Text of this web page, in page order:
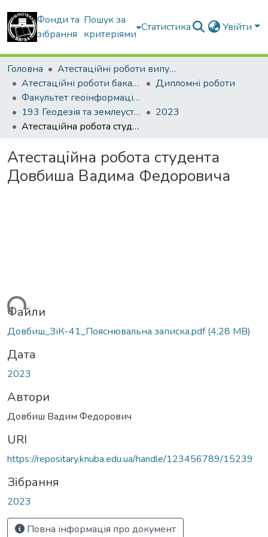
Фонди та
зібрання
Пошук за
критеріями
Статистика Увійти
Головна
Атестаційні роботи випускників
Атестаційні роботи бакалаврів
Дипломні роботи
Факультет геоінформаційних систем та управління територіями
193 Геодезія та землеустрій. Землеустрій і кадастр
2023
Атестаційна робота студента Довбиша Вадима Федоровича
Атестаційна робота студента
Довбиша Вадима Федоровича
Файли
Довбиш_ЗіК-41_Пояснювальна записка.pdf(4,28 MB)
Дата
2023
Автори
Довбиш Вадим Федорович
URI
https://repositary.knuba.edu.ua/handle/123456789/15239
Зібрання
2023
Повна інформація про документ